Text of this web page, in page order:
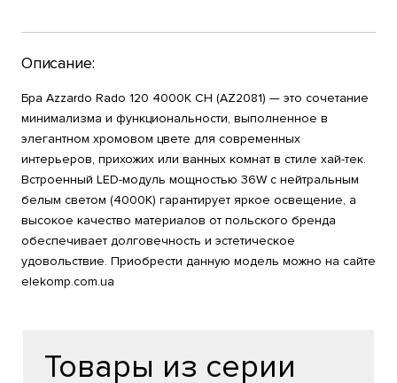
Описание:
Бра Azzardo Rado 120 4000K CH (AZ2081) — это сочетание
минимализма и функциональности, выполненное в
элегантном хромовом цвете для современных
интерьеров, прихожих или ванных комнат в стиле хай-тек.
Встроенный LED-модуль мощностью 36W с нейтральным
белым светом (4000K) гарантирует яркое освещение, а
высокое качество материалов от польского бренда
обеспечивает долговечность и эстетическое
удовольствие. Приобрести данную модель можно на сайте
elekomp.com.ua
Товары из серии